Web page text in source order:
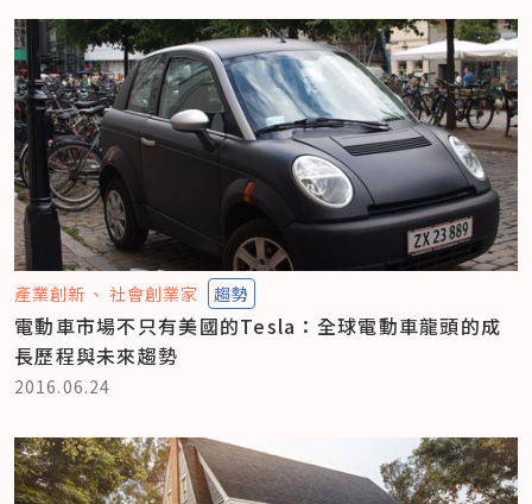
產業創新 社會創業家 趨勢
電動車市場不只有美國的Tesla：全球電動車龍頭的成
長歷程與未來趨勢
2016.06.24